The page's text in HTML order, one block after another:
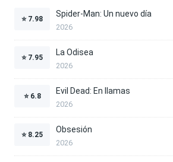
⭐ 7.98
Spider-Man: Un nuevo día
2026
⭐ 7.95
La Odisea
2026
⭐ 6.8
Evil Dead: En llamas
2026
⭐ 8.25
Obsesión
2026